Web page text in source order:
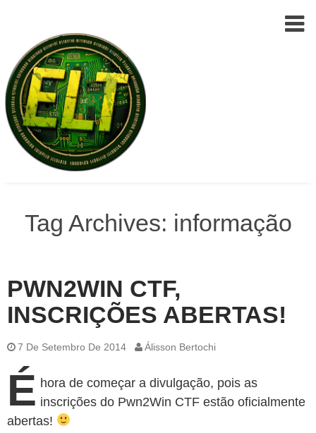
Team
Tag Archives: informação
PWN2WIN CTF,
INSCRIÇÕES ABERTAS!
7 De Setembro De 2014 Álisson Bertochi
É hora de começar a divulgação, pois as
inscrições do Pwn2Win CTF estão oficialmente
abertas!